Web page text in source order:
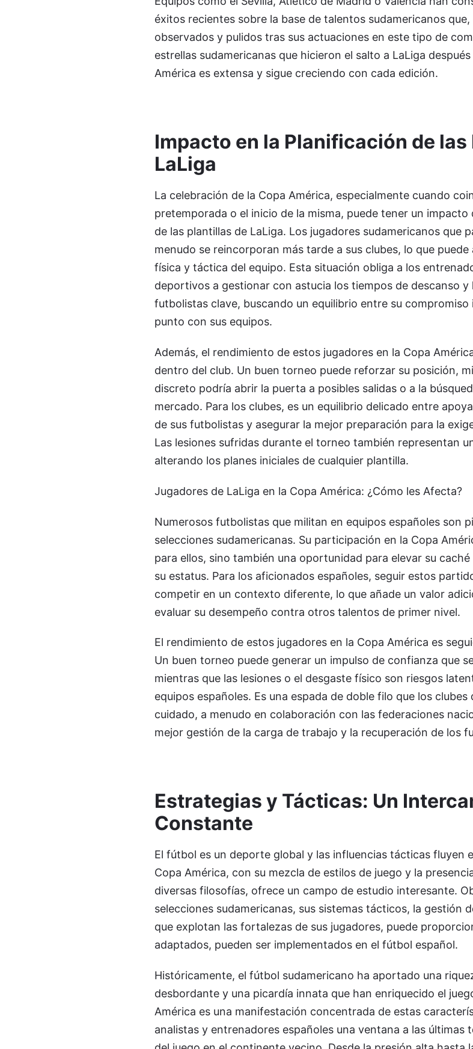
éxitos recientes sobre la base de talentos sudamericanos
observados y pulidos tras sus actuaciones en este tipo de
estrellas sudamericanas que hicieron el salto a LaLiga
América es extensa y sigue creciendo con cada edición.
Impacto en la Planificación de
LaLiga
La celebración de la Copa América, especialmente cuando
pretemporada o el inicio de la misma, puede tener un
de las plantillas de LaLiga. Los jugadores sudamericanos que
menudo se reincorporan más tarde a sus clubes, lo que
física y táctica del equipo. Esta situación obliga a los
deportivos a gestionar con astucia los tiempos de descanso
futbolistas clave, buscando un equilibrio entre su compromiso
punto con sus equipos.
Además, el rendimiento de estos jugadores en la Copa
dentro del club. Un buen torneo puede reforzar su posición,
discreto podría abrir la puerta a posibles salidas o a la
mercado. Para los clubes, es un equilibrio delicado entre
de sus futbolistas y asegurar la mejor preparación para la
Las lesiones sufridas durante el torneo también representan
alterando los planes iniciales de cualquier plantilla.
Jugadores de LaLiga en la Copa América: ¿Cómo les Afecta?
Numerosos futbolistas que militan en equipos españoles son
selecciones sudamericanas. Su participación en la Copa
para ellos, sino también una oportunidad para elevar su
su estatus. Para los aficionados españoles, seguir estos
competir en un contexto diferente, lo que añade un valor
evaluar su desempeño contra otros talentos de primer nivel.
El rendimiento de estos jugadores en la Copa América es
Un buen torneo puede generar un impulso de confianza que
mientras que las lesiones o el desgaste físico son riesgos
equipos españoles. Es una espada de doble filo que los
cuidado, a menudo en colaboración con las federaciones
mejor gestión de la carga de trabajo y la recuperación de los
Estrategias y Tácticas: Un
Constante
El fútbol es un deporte global y las influencias tácticas fluyen
Copa América, con su mezcla de estilos de juego y la
diversas filosofías, ofrece un campo de estudio interesante.
selecciones sudamericanas, sus sistemas tácticos, la gestión
que explotan las fortalezas de sus jugadores, puede
adaptados, pueden ser implementados en el fútbol español.
Históricamente, el fútbol sudamericano ha aportado una
desbordante y una picardía innata que han enriquecido el
América es una manifestación concentrada de estas
analistas y entrenadores españoles una ventana a las últimas